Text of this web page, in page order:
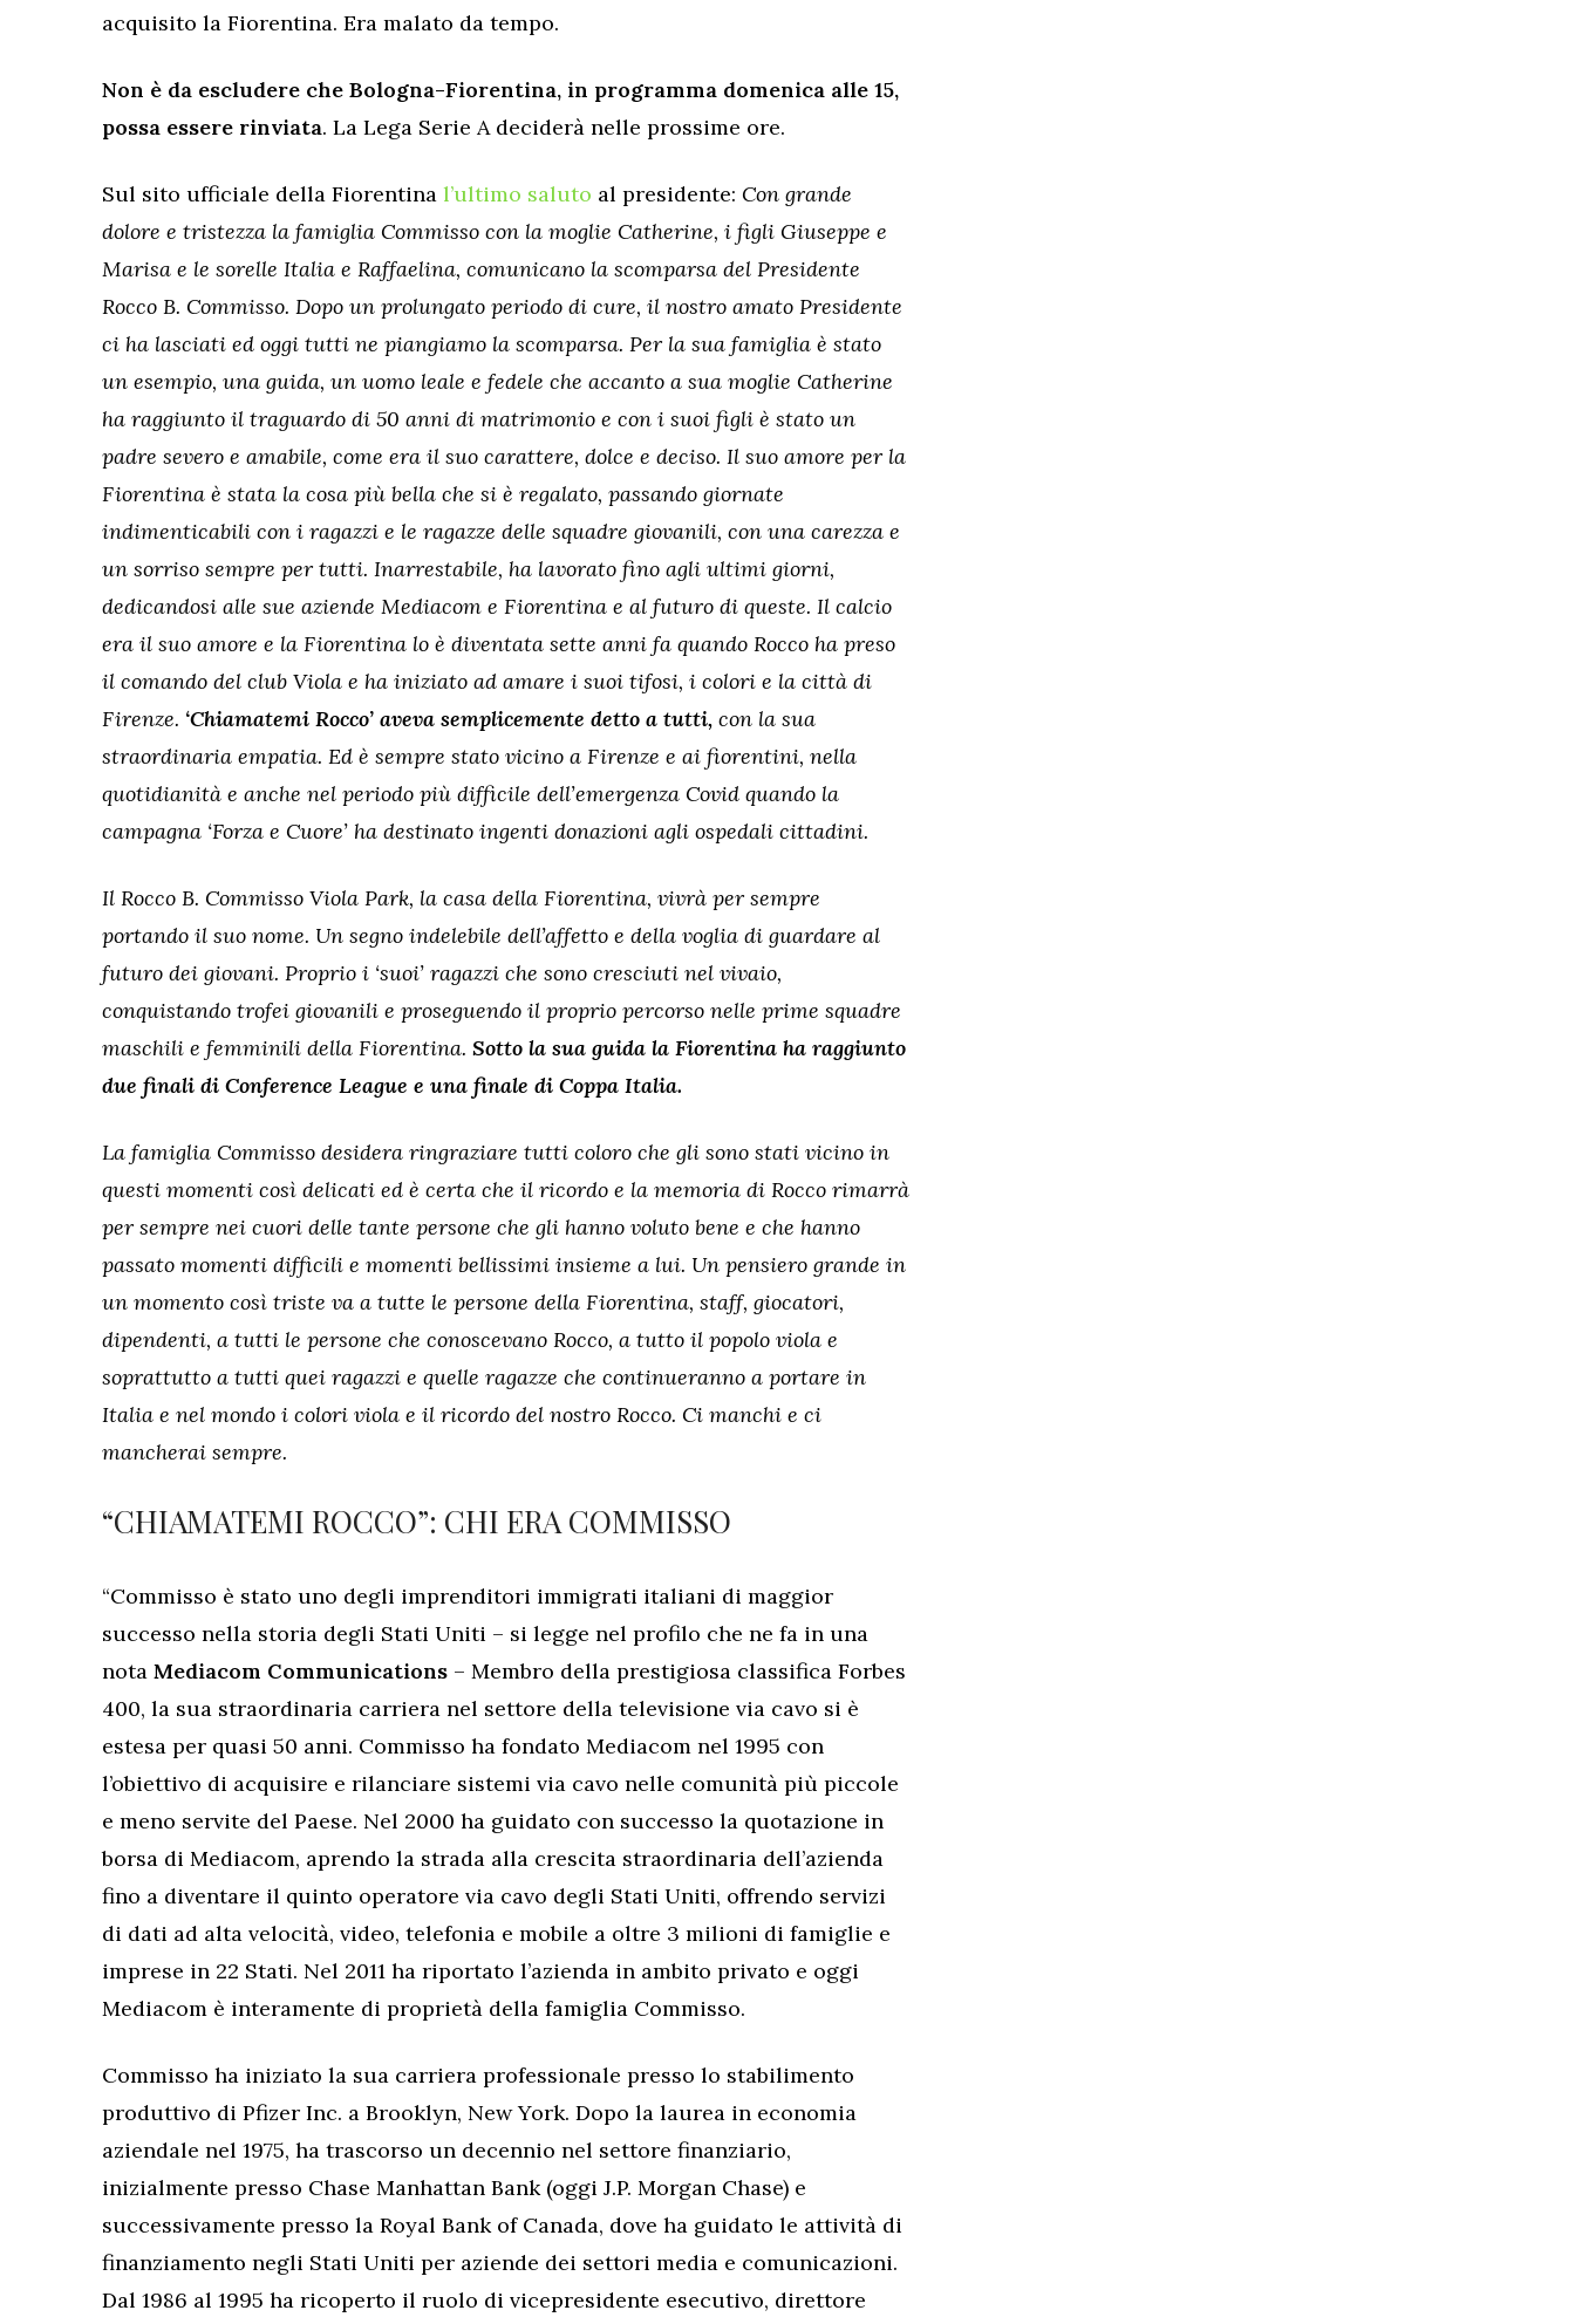
acquisito la Fiorentina. Era malato da tempo.
Non è da escludere che Bologna-Fiorentina, in programma domenica alle 15,
possa essere rinviata. La Lega Serie A deciderà nelle prossime ore.
Sul sito ufficiale della Fiorentina l’ultimo saluto al presidente: Con grande
dolore e tristezza la famiglia Commisso con la moglie Catherine, i figli Giuseppe e
Marisa e le sorelle Italia e Raffaelina, comunicano la scomparsa del Presidente
Rocco B. Commisso. Dopo un prolungato periodo di cure, il nostro amato Presidente
ci ha lasciati ed oggi tutti ne piangiamo la scomparsa. Per la sua famiglia è stato
un esempio, una guida, un uomo leale e fedele che accanto a sua moglie Catherine
ha raggiunto il traguardo di 50 anni di matrimonio e con i suoi figli è stato un
padre severo e amabile, come era il suo carattere, dolce e deciso. Il suo amore per la
Fiorentina è stata la cosa più bella che si è regalato, passando giornate
indimenticabili con i ragazzi e le ragazze delle squadre giovanili, con una carezza e
un sorriso sempre per tutti. Inarrestabile, ha lavorato fino agli ultimi giorni,
dedicandosi alle sue aziende Mediacom e Fiorentina e al futuro di queste. Il calcio
era il suo amore e la Fiorentina lo è diventata sette anni fa quando Rocco ha preso
il comando del club Viola e ha iniziato ad amare i suoi tifosi, i colori e la città di
Firenze. ‘Chiamatemi Rocco’ aveva semplicemente detto a tutti, con la sua
straordinaria empatia. Ed è sempre stato vicino a Firenze e ai fiorentini, nella
quotidianità e anche nel periodo più difficile dell’emergenza Covid quando la
campagna ‘Forza e Cuore’ ha destinato ingenti donazioni agli ospedali cittadini.
Il Rocco B. Commisso Viola Park, la casa della Fiorentina, vivrà per sempre
portando il suo nome. Un segno indelebile dell’affetto e della voglia di guardare al
futuro dei giovani. Proprio i ‘suoi’ ragazzi che sono cresciuti nel vivaio,
conquistando trofei giovanili e proseguendo il proprio percorso nelle prime squadre
maschili e femminili della Fiorentina. Sotto la sua guida la Fiorentina ha raggiunto
due finali di Conference League e una finale di Coppa Italia.
La famiglia Commisso desidera ringraziare tutti coloro che gli sono stati vicino in
questi momenti così delicati ed è certa che il ricordo e la memoria di Rocco rimarrà
per sempre nei cuori delle tante persone che gli hanno voluto bene e che hanno
passato momenti difficili e momenti bellissimi insieme a lui. Un pensiero grande in
un momento così triste va a tutte le persone della Fiorentina, staff, giocatori,
dipendenti, a tutti le persone che conoscevano Rocco, a tutto il popolo viola e
soprattutto a tutti quei ragazzi e quelle ragazze che continueranno a portare in
Italia e nel mondo i colori viola e il ricordo del nostro Rocco. Ci manchi e ci
mancherai sempre.
“CHIAMATEMI ROCCO”: CHI ERA COMMISSO
“Commisso è stato uno degli imprenditori immigrati italiani di maggior
successo nella storia degli Stati Uniti – si legge nel profilo che ne fa in una
nota Mediacom Communications – Membro della prestigiosa classifica Forbes
400, la sua straordinaria carriera nel settore della televisione via cavo si è
estesa per quasi 50 anni. Commisso ha fondato Mediacom nel 1995 con
l’obiettivo di acquisire e rilanciare sistemi via cavo nelle comunità più piccole
e meno servite del Paese. Nel 2000 ha guidato con successo la quotazione in
borsa di Mediacom, aprendo la strada alla crescita straordinaria dell’azienda
fino a diventare il quinto operatore via cavo degli Stati Uniti, offrendo servizi
di dati ad alta velocità, video, telefonia e mobile a oltre 3 milioni di famiglie e
imprese in 22 Stati. Nel 2011 ha riportato l’azienda in ambito privato e oggi
Mediacom è interamente di proprietà della famiglia Commisso.
Commisso ha iniziato la sua carriera professionale presso lo stabilimento
produttivo di Pfizer Inc. a Brooklyn, New York. Dopo la laurea in economia
aziendale nel 1975, ha trascorso un decennio nel settore finanziario,
inizialmente presso Chase Manhattan Bank (oggi J.P. Morgan Chase) e
successivamente presso la Royal Bank of Canada, dove ha guidato le attività di
finanziamento negli Stati Uniti per aziende dei settori media e comunicazioni.
Dal 1986 al 1995 ha ricoperto il ruolo di vicepresidente esecutivo, direttore